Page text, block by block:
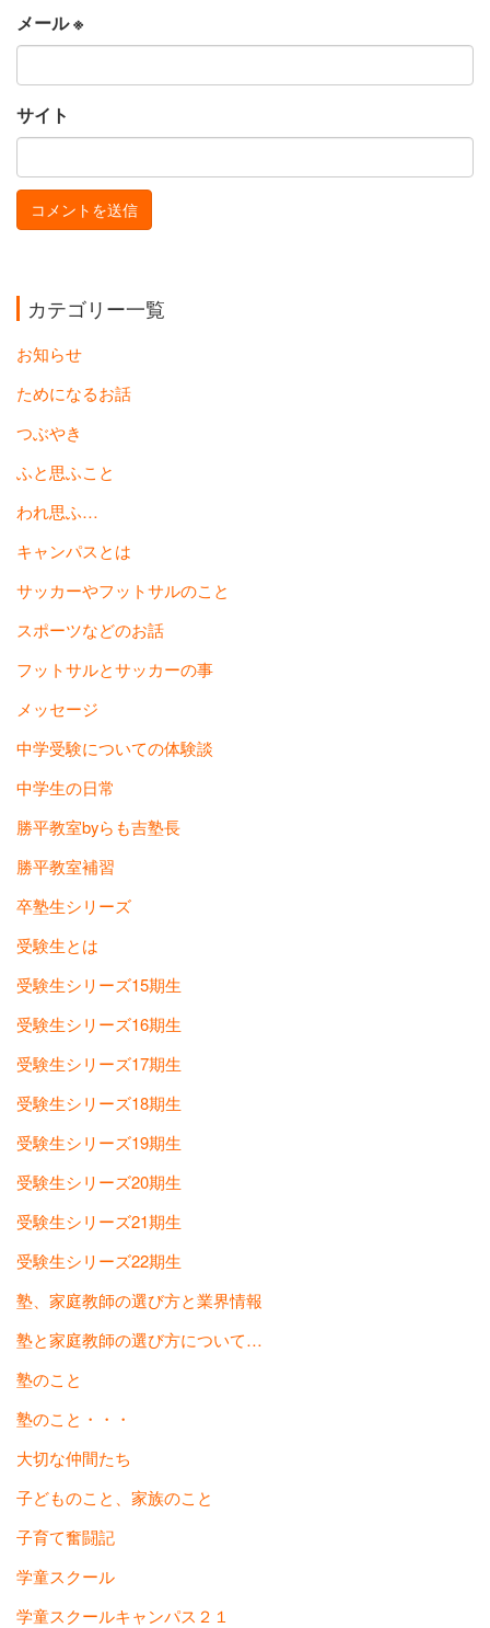
メール※
サイト
カテゴリー一覧
お知らせ
ためになるお話
つぶやき
ふと思ふこと
われ思ふ…
キャンパスとは
サッカーやフットサルのこと
スポーツなどのお話
フットサルとサッカーの事
メッセージ
中学受験についての体験談
中学生の日常
勝平教室byらも吉塾長
勝平教室補習
卒塾生シリーズ
受験生とは
受験生シリーズ15期生
受験生シリーズ16期生
受験生シリーズ17期生
受験生シリーズ18期生
受験生シリーズ19期生
受験生シリーズ20期生
受験生シリーズ21期生
受験生シリーズ22期生
塾、家庭教師の選び方と業界情報
塾と家庭教師の選び方について…
塾のこと
塾のこと・・・
大切な仲間たち
子どものこと、家族のこと
子育て奮闘記
学童スクール
学童スクールキャンパス２１